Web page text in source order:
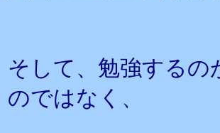
そして、勉強するの
のではなく、